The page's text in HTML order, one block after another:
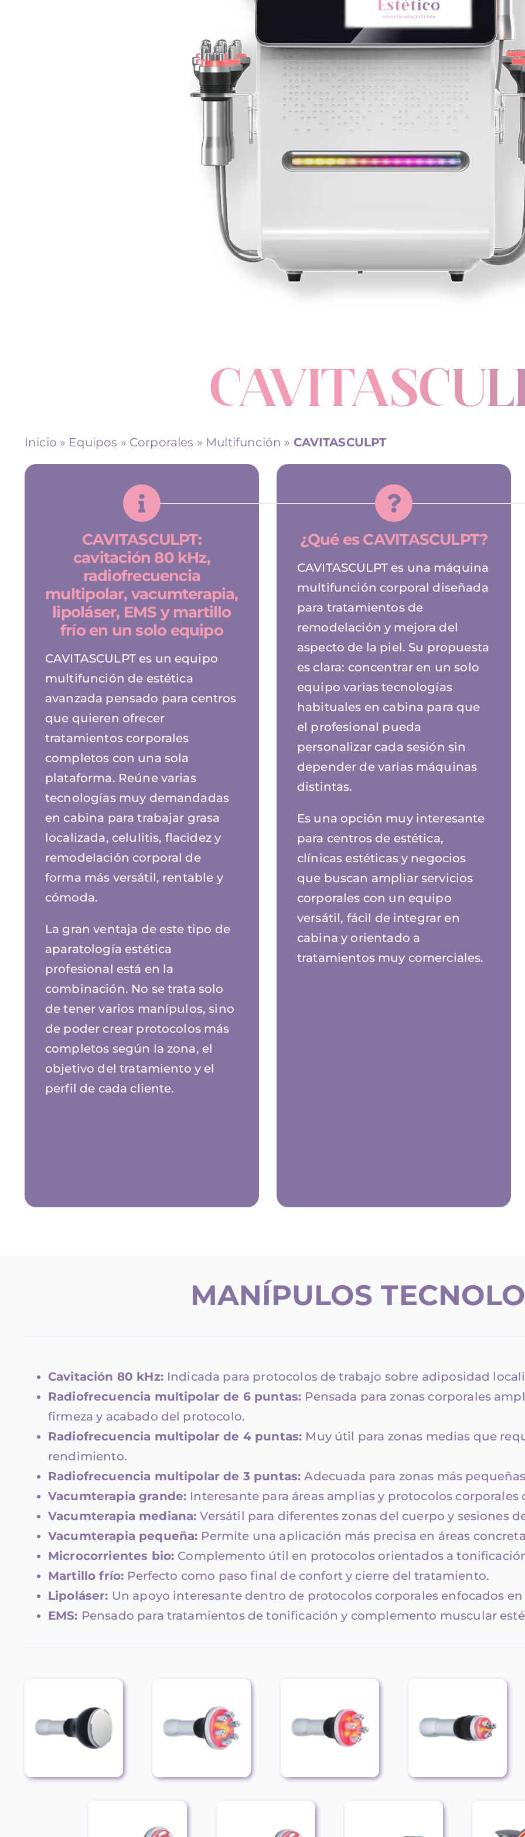
Inicio » Equipos » Corporales » Multifunción » CAVITASCULPT
CAVITASCULPT:
cavitación 80 kHz,
radiofrecuencia
multipolar, vacumterapia,
lipoláser, EMS y martillo
frío en un solo equipo
CAVITASCULPT es un equipo
multifunción de estética
avanzada pensado para centros
que quieren ofrecer
tratamientos corporales
completos con una sola
plataforma. Reúne varias
tecnologías muy demandadas
en cabina para trabajar grasa
localizada, celulitis, flacidez y
remodelación corporal de
forma más versátil, rentable y
cómoda.
La gran ventaja de este tipo de
aparatología estética
profesional está en la
combinación. No se trata solo
de tener varios manípulos, sino
de poder crear protocolos más
completos según la zona, el
objetivo del tratamiento y el
perfil de cada cliente.
¿Qué es CAVITASCULPT?
CAVITASCULPT es una máquina
multifunción corporal diseñada
para tratamientos de
remodelación y mejora del
aspecto de la piel. Su propuesta
es clara: concentrar en un solo
equipo varias tecnologías
habituales en cabina para que
el profesional pueda
personalizar cada sesión sin
depender de varias máquinas
distintas.
Es una opción muy interesante
para centros de estética,
clínicas estéticas y negocios
que buscan ampliar servicios
corporales con un equipo
versátil, fácil de integrar en
cabina y orientado a
tratamientos muy comerciales.
MANÍPULOS
Cavitación 80 kHz: Indicada para protocolos de trabajo sobre adiposidad
Radiofrecuencia multipolar de 6 puntas: Pensada para zonas corporales
firmeza y acabado del protocolo.
Radiofrecuencia multipolar de 4 puntas: Muy útil para zonas medias que
rendimiento.
Radiofrecuencia multipolar de 3 puntas:Adecuada para zonas más
Vacumterapia grande: Interesante para áreas amplias y protocolos
Vacumterapia mediana:Versátil para diferentes zonas del cuerpo y sesiones
Vacumterapia pequeña: Permite una aplicación más precisa en áreas
Microcorrientes bio: Complemento útil en protocolos orientados a
Martillo frío: Perfecto como paso final de confort y cierre del tratamiento.
Lipoláser: Un apoyo interesante dentro de protocolos corporales enfocados
EMS: Pensado para tratamientos de tonificación y complemento muscular